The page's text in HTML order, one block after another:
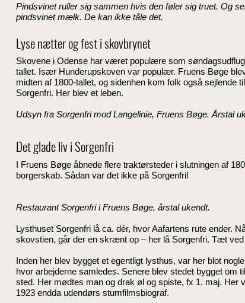
Pindsvinet ruller sig sammen hvis den føler sig truet. Og
pindsvinet mælk. De kan ikke tåle det.
Lyse nætter og fest i skovbrynet
Skovene i Odense har været populære som
tallet. Især Hunderupskoven var populær. Fruens Bøge
midten af 1800-tallet, og sidenhen kom folk også sejlende
Sorgenfri. Her blev et leben.
Udsyn fra Sorgenfri mod Langelinie, Fruens Bøge. Årstal
Det glade liv i Sorgenfri
I Fruens Bøge åbnede flere traktørsteder i slutningen af
borgerskab. Sådan var det ikke på Sorgenfri!
Restaurant Sorgenfri i Fruens Bøge, årstal ukendt.
Lysthuset Sorgenfri lå ca. dér, hvor Aafartens rute ender.
skovstien, går der en skrænt op – her lå Sorgenfri. Tæt
Inden her blev bygget et egentligt lysthus, var her blot
hvor arbejderne samledes. Senere blev stedet bygget om
sted. Her mødtes man og drak øl og spiste, fx 1. maj. Her
1923 endda udendørs stumfilmsbiograf.